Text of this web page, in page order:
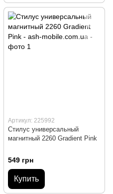
Артикул: 225992
Стилус универсальный
магнитный 2260 Gradient Pink
549 грн
Купить